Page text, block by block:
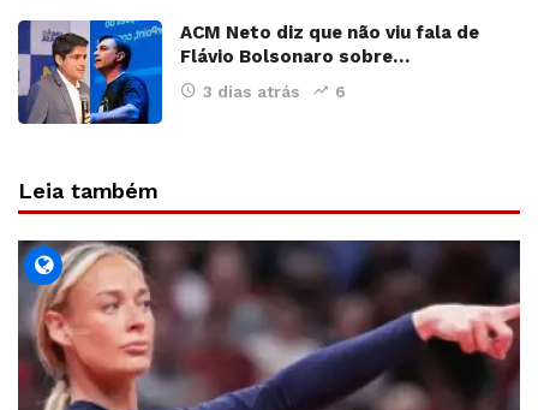
ACM Neto diz que não viu fala de
Flávio Bolsonaro sobre…
3 dias atrás 6
Leia também